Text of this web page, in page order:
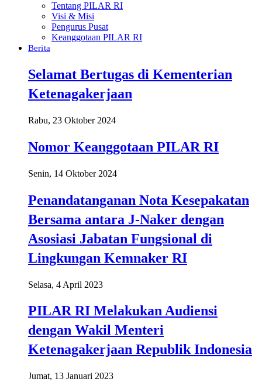
Tentang PILAR RI
Visi & Misi
Pengurus Pusat
Keanggotaan PILAR RI
Berita
Selamat Bertugas di Kementerian
Ketenagakerjaan
Rabu, 23 Oktober 2024
Nomor Keanggotaan PILAR RI
Senin, 14 Oktober 2024
Penandatanganan Nota Kesepakatan
Bersama antara J-Naker dengan
Asosiasi Jabatan Fungsional di
Lingkungan Kemnaker RI
Selasa, 4 April 2023
PILAR RI Melakukan Audiensi
dengan Wakil Menteri
Ketenagakerjaan Republik Indonesia
Jumat, 13 Januari 2023